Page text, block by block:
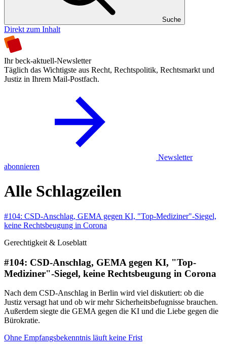
Suche
Direkt zum Inhalt
Ihr beck-aktuell-Newsletter
Täglich das Wichtigste aus Recht, Rechtspolitik, Rechtsmarkt und
Justiz in Ihrem Mail-Postfach.
Newsletter
abonnieren
Alle Schlagzeilen
#104: CSD-Anschlag, GEMA gegen KI, "Top-Mediziner"-Siegel,
keine Rechtsbeugung in Corona
Gerechtigkeit & Loseblatt
#104: CSD-Anschlag, GEMA gegen KI, "Top-
Mediziner"-Siegel, keine Rechtsbeugung in Corona
Nach dem CSD-Anschlag in Berlin wird viel diskutiert: ob die
Justiz versagt hat und ob wir mehr Sicherheitsbefugnisse brauchen.
Außerdem siegte die GEMA gegen die KI und die Liebe gegen die
Bürokratie.
Ohne Empfangsbekenntnis läuft keine Frist